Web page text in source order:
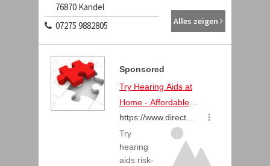
76870 Kandel
07275 9882805
Alles zeigen